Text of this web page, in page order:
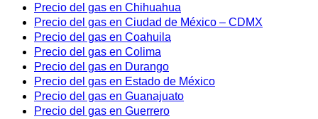
Precio del gas en Chihuahua
Precio del gas en Ciudad de México – CDMX
Precio del gas en Coahuila
Precio del gas en Colima
Precio del gas en Durango
Precio del gas en Estado de México
Precio del gas en Guanajuato
Precio del gas en Guerrero